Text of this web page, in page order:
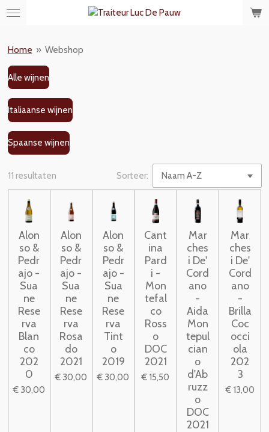
Ga
de
hoofdinhoud
Home » Webshop
Alle wijnen
Italiaanse wijnen
Spaanse wijnen
11 resultaten Sorteer:
Alon
so &
Pedr
ajo -
Sua
ne
Rese
rva
Blan
co
202
0
€ 30,00
Alon
so &
Pedr
ajo -
Sua
ne
Rese
rva
Rosa
do
2021
€ 30,00
Alon
so &
Pedr
ajo -
Sua
ne
Rese
rva
Tint
o
2019
€ 30,00
Cant
ina
Pard
i -
Mon
tefal
co
Ross
o
DOC
2021
€ 15,50
Mar
ches
i De'
Cord
ano
-
Aida
Mon
tepul
cian
o
d'Ab
ruzz
o
DOC
2021
Mar
ches
i De'
Cord
ano
-
Brilla
Coc
occi
ola
202
3
€ 13,00